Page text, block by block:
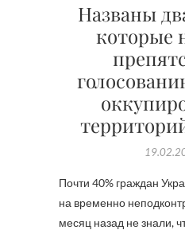
Названы
которые
Почти 40% граждан
на временно
месяц назад не знали,